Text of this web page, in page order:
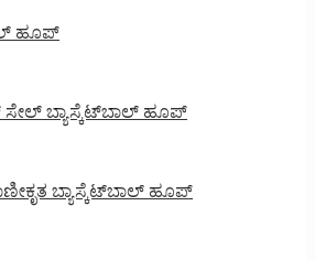
ಹೂಪ್
ಸೇಲ್ ಬ್ಯಾಸ್ಕೆಟ್‌ಬಾಲ್ ಹೂಪ್
ಬ್ಯಾಸ್ಕೆಟ್‌ಬಾಲ್ ಹೂಪ್